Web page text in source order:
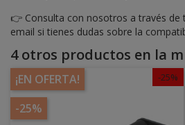
👉 Consulta con nosotros a través de
email si tienes dudas sobre la
4 otros productos en la
-25%
¡EN OFERTA!
-25%